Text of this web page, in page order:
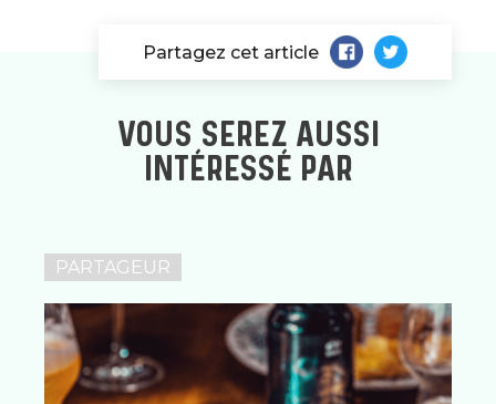
Partagez cet article
VOUS SEREZ AUSSI
INTÉRESSÉ PAR
PARTAGEUR